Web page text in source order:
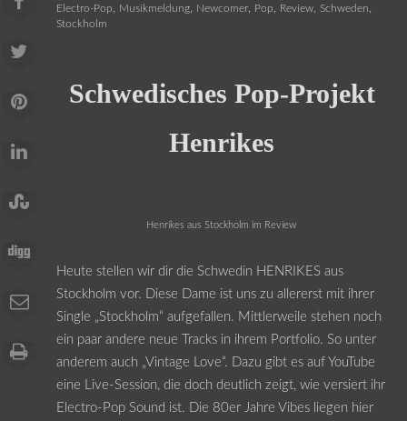
Electro-Pop, Musikmeldung, Newcomer, Pop, Review, Schweden,
Stockholm
Schwedisches Pop-Projekt
Henrikes
Henrikes aus Stockholm im Review
Heute stellen wir dir die Schwedin HENRIKES aus
Stockholm vor. Diese Dame ist uns zu allererst mit ihrer
Single „Stockholm“ aufgefallen. Mittlerweile stehen noch
ein paar andere neue Tracks in ihrem Portfolio. So unter
anderem auch „Vintage Love“. Dazu gibt es auf YouTube
eine Live-Session, die doch deutlich zeigt, wie versiert ihr
Electro-Pop Sound ist. Die 80er Jahre Vibes liegen hier